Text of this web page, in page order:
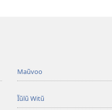
Maũvoo
Ĩũlũ Witũ